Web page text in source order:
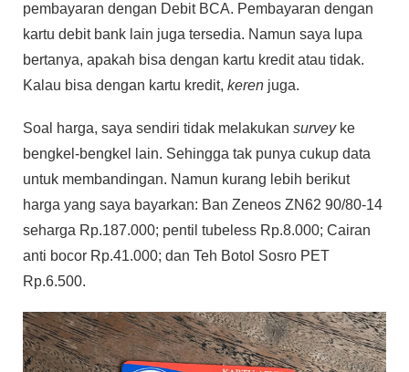
pembayaran dengan Debit BCA. Pembayaran dengan
kartu debit bank lain juga tersedia. Namun saya lupa
bertanya, apakah bisa dengan kartu kredit atau tidak.
Kalau bisa dengan kartu kredit, keren juga.
Soal harga, saya sendiri tidak melakukan surveyke
bengkel-bengkel lain. Sehingga tak punya cukup data
untuk membandingan. Namun kurang lebih berikut
harga yang saya bayarkan: Ban Zeneos ZN62 90/80-14
seharga Rp.187.000; pentil tubeless Rp.8.000; Cairan
anti bocor Rp.41.000; dan Teh Botol Sosro PET
Rp.6.500.